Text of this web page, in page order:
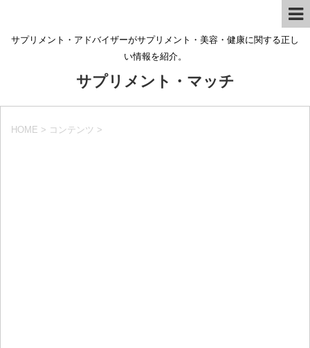
サプリメント・アドバイザーがサプリメント・美容・健康に関する正し
い情報を紹介。
サプリメント・マッチ
HOME > コンテンツ >